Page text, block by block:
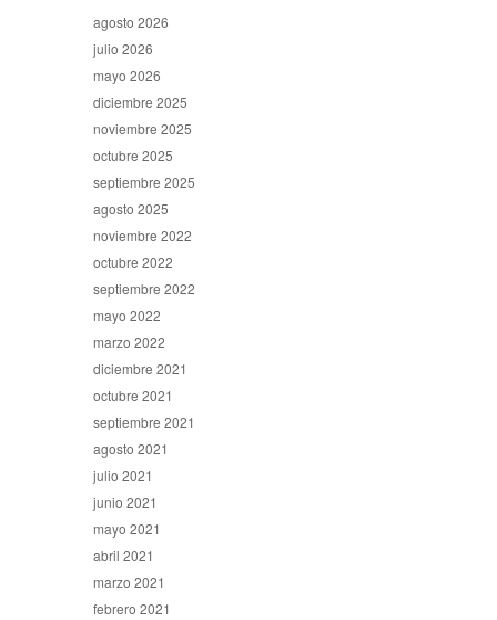
agosto 2026
julio 2026
mayo 2026
diciembre 2025
noviembre 2025
octubre 2025
septiembre 2025
agosto 2025
noviembre 2022
octubre 2022
septiembre 2022
mayo 2022
marzo 2022
diciembre 2021
octubre 2021
septiembre 2021
agosto 2021
julio 2021
junio 2021
mayo 2021
abril 2021
marzo 2021
febrero 2021